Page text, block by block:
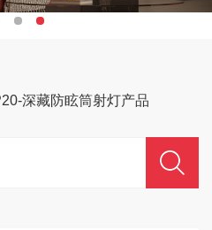
深藏防眩筒射灯产品